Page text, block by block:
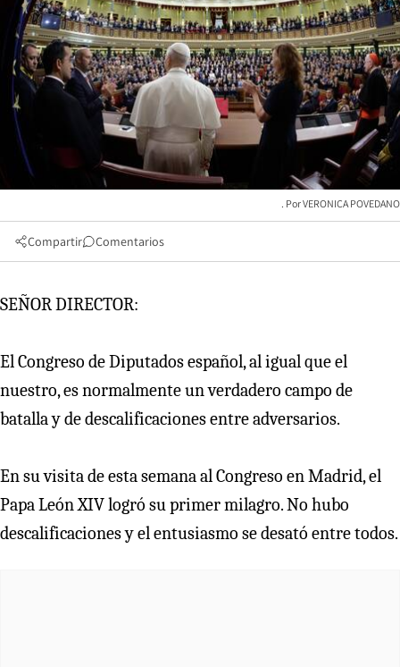
VERONICA POVEDANO
Compartir Comentarios
SEÑOR DIRECTOR:
El Congreso de Diputados español, al igual que el
nuestro, es normalmente un verdadero campo de
batalla y de descalificaciones entre adversarios.
En su visita de esta semana al Congreso en Madrid, el
Papa León XIV logró su primer milagro. No hubo
descalificaciones y el entusiasmo se desató entre todos.